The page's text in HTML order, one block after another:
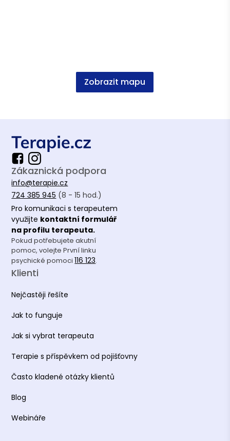
Zobrazit mapu
Zákaznická podpora
info@terapie.cz
724 385 945 (8 - 15 hod.)
Pro komunikaci s terapeutem
využijte kontaktní formulář
na profilu terapeuta.
Pokud potřebujete akutní
pomoc, volejte První linku
psychické pomoci116 123.
Klienti
Nejčastěji řešíte
Jak to funguje
Jak si vybrat terapeuta
Terapie s příspěvkem od pojišťovny
Často kladené otázky klientů
Blog
Webináře